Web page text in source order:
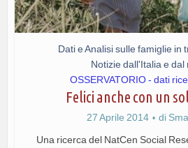
Dati e Analisi sulle famiglie in
Notizie dall'Italia e dal
OSSERVATORIO - dati
Felici anche con un
27 Aprile 2014 di
Una ricerca del NatCen Social